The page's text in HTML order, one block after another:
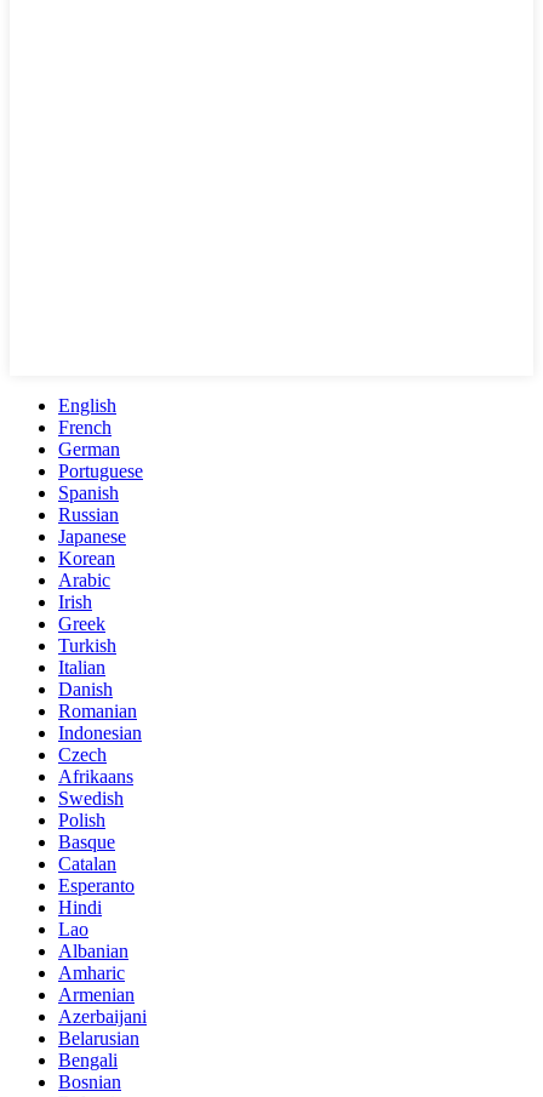
English
French
German
Portuguese
Spanish
Russian
Japanese
Korean
Arabic
Irish
Greek
Turkish
Italian
Danish
Romanian
Indonesian
Czech
Afrikaans
Swedish
Polish
Basque
Catalan
Esperanto
Hindi
Lao
Albanian
Amharic
Armenian
Azerbaijani
Belarusian
Bengali
Bosnian